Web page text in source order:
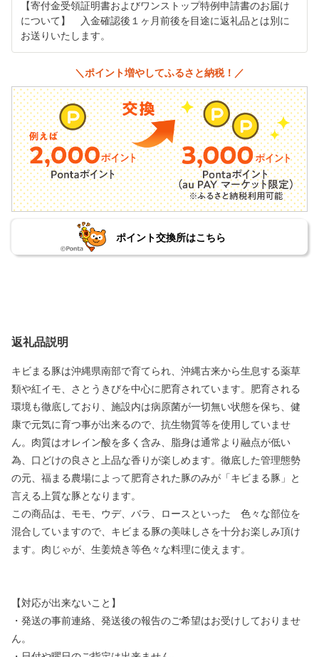
【寄付金受領証明書およびワンストップ特例申請書のお届け
について】 入金確認後１ヶ月前後を目途に返礼品とは別に
お送りいたします。
＼ポイント増やしてふるさと納税！／
ポイント交換所はこちら
返礼品説明
キビまる豚は沖縄県南部で育てられ、沖縄古来から生息する薬草
類や紅イモ、さとうきびを中心に肥育されています。肥育される
環境も徹底しており、施設内は病原菌が一切無い状態を保ち、健
康で元気に育つ事が出来るので、抗生物質等を使用していませ
ん。肉質はオレイン酸を多く含み、脂身は通常より融点が低い
為、口どけの良さと上品な香りが楽しめます。徹底した管理態勢
の元、福まる農場によって肥育された豚のみが「キビまる豚」と
言える上質な豚となります。
この商品は、モモ、ウデ、バラ、ロースといった 色々な部位を
混合していますので、キビまる豚の美味しさを十分お楽しみ頂け
ます。肉じゃが、生姜焼き等色々な料理に使えます。
【対応が出来ないこと】
・発送の事前連絡、発送後の報告のご希望はお受けしておりませ
ん。